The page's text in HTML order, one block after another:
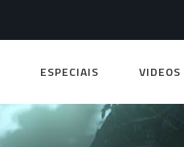
ESPECIAIS VIDEOS